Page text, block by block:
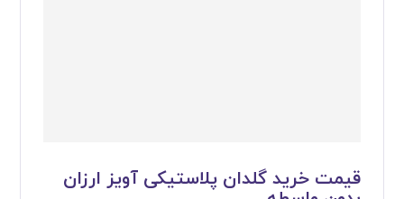
قیمت خرید گلدان پلاستیکی آویز ارزان